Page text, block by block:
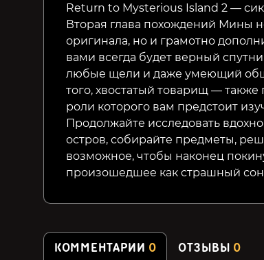
Return to Mysterious Island 2 —
Вторая глава похождений Мины
оригинала, но и грамотно
вами всегда будет верный
любые щели и даже умеющий
того, хвостатый товарищ —
роли которого вам предстоит
Продолжайте исследовать
остров, собирайте предметы,
возможное, чтобы наконец
произошедшее как страшный
КОММЕНТАРИИ 0 ОТЗЫВЫ 0